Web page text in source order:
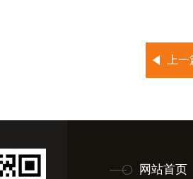
上
网站首页